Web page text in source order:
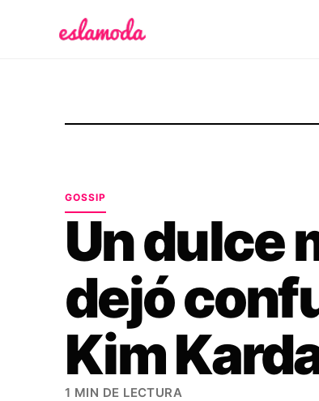
GOSSIP
Un dulce
dejó
Kim
1 MIN DE LECTURA